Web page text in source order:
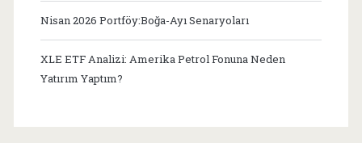
Nisan 2026 Portföy:Boğa-Ayı Senaryoları
XLE ETF Analizi: Amerika Petrol Fonuna Neden
Yatırım Yaptım?